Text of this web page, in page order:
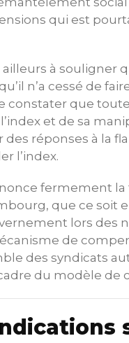
qui est
ailleurs à souligner
n’a cessé de
constater que
et de sa
des réponses à la
l’index.
fermement
que ce soit
lors des
de
des syndicats
du modèle